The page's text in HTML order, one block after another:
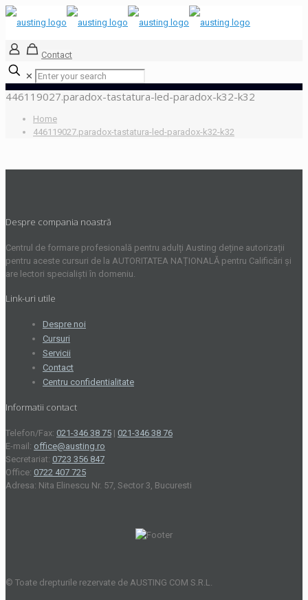
Contact
✕
446119027.paradox-tastatura-led-paradox-k32-k32
Home
446119027.paradox-tastatura-led-paradox-k32-k32
Despre compania noastră
Centrul de formare profesională pentru adulți Austing deține autorizații
pentru aceste cursuri de la AUTORITATEA NAȚIONALĂ pentru Calificări și
are lectori specialiști în domeniu.
Link-uri utile
Despre noi
Cursuri
Servicii
Contact
Centru confidentialitate
Informatii contact
Telefon/Fax: 021-346 38 75 | 021-346 38 76
E-mail: office@austing.ro
Secretariat: 0723 356 847
Office: 0722 407 725
Adresa: Nita Elinescu Nr. 57, Sector 3, Bucuresti
© Toate drepturile rezervate de AUSTING COM S.R.L.